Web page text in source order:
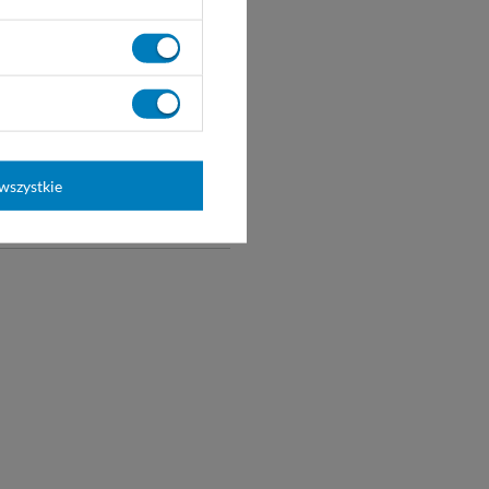
typu D - LR20.